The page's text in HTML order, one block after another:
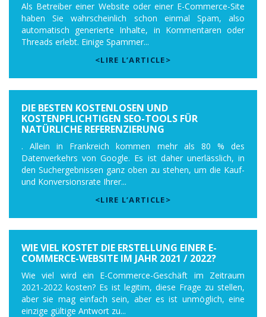
Als Betreiber einer Website oder einer E-Commerce-Site
haben Sie wahrscheinlich schon einmal Spam, also
automatisch generierte Inhalte, in Kommentaren oder
Threads erlebt. Einige Spammer...
<LIRE L’ARTICLE>
DIE BESTEN KOSTENLOSEN UND
KOSTENPFLICHTIGEN SEO-TOOLS FÜR
NATÜRLICHE REFERENZIERUNG
. Allein in Frankreich kommen mehr als 80 % des
Datenverkehrs von Google. Es ist daher unerlässlich, in
den Suchergebnissen ganz oben zu stehen, um die Kauf-
und Konversionsrate Ihrer...
<LIRE L’ARTICLE>
WIE VIEL KOSTET DIE ERSTELLUNG EINER E-
COMMERCE-WEBSITE IM JAHR 2021 / 2022?
Wie viel wird ein E-Commerce-Geschäft im Zeitraum
2021-2022 kosten? Es ist legitim, diese Frage zu stellen,
aber sie mag einfach sein, aber es ist unmöglich, eine
einzige gültige Antwort zu...